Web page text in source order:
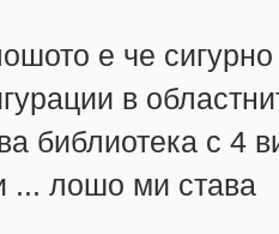
е че
в
библиотека с 4
... лошо ми става